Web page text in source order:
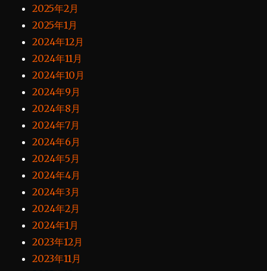
2025年2月
2025年1月
2024年12月
2024年11月
2024年10月
2024年9月
2024年8月
2024年7月
2024年6月
2024年5月
2024年4月
2024年3月
2024年2月
2024年1月
2023年12月
2023年11月